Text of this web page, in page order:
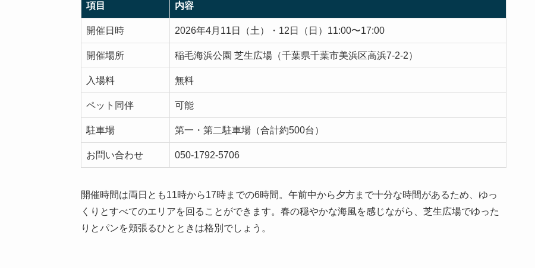
項目 内容
開催日時 2026年4月11日（土）・12日（日）11:00〜17:00
開催場所 稲毛海浜公園 芝生広場（千葉県千葉市美浜区高浜7-2-2）
入場料 無料
ペット同伴 可能
駐車場 第一・第二駐車場（合計約500台）
お問い合わせ 050-1792-5706
開催時間は両日とも11時から17時までの6時間。午前中から夕方まで十分な時間があるため、ゆっ
くりとすべてのエリアを回ることができます。春の穏やかな海風を感じながら、芝生広場でゆった
りとパンを頬張るひとときは格別でしょう。